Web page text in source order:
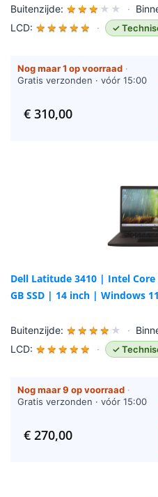
Buitenzijde: ★ ★ ★ ★ ★ ·
LCD: ★ ★ ★ ★ ★ · ✓
Nog maar 1 op voorraad ·
Gratis verzonden · vóór 15:00
€310,00
Dell Latitude 3410 | Intel
GB SSD | 14 inch | Windows
Buitenzijde: ★ ★ ★ ★ ★ ·
LCD: ★ ★ ★ ★ ★ · ✓
Nog maar 9 op voorraad ·
Gratis verzonden · vóór 15:00
€270,00